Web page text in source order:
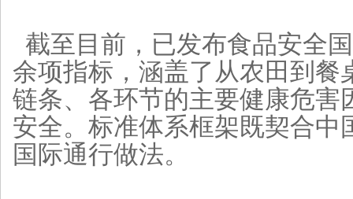
截至目前，已发布食品安全
余项指标，涵盖了从农田到餐
链条、各环节的主要健康危害
安全。标准体系框架既契合中
国际通行做法。